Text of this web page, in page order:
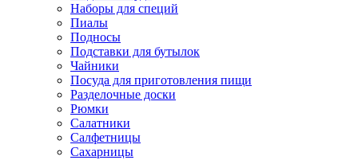
Наборы для специй
Пиалы
Подносы
Подставки для бутылок
Чайники
Посуда для приготовления пищи
Разделочные доски
Рюмки
Салатники
Салфетницы
Сахарницы